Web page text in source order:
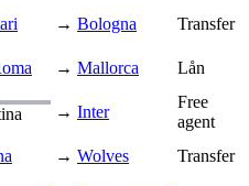
→ Bologna
Transfer
→ Mallorca
Lån
→ Inter
Free
agent
→ Wolves
Transfer